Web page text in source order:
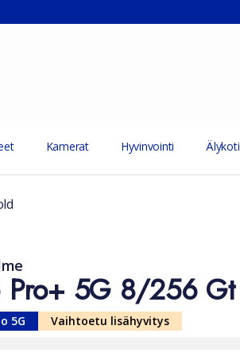
Kamerat Hyvinvointi Älykoti
Pro+ 5G 8/256 Gt
5G Vaihtoetu lisähyvitys